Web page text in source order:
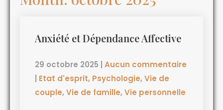
Anxiété et Dépendance Affective
29 octobre 2025
Aucun commentaire
Etat d'esprit, Psychologie, Vie de
couple, Vie de famille, Vie personnelle